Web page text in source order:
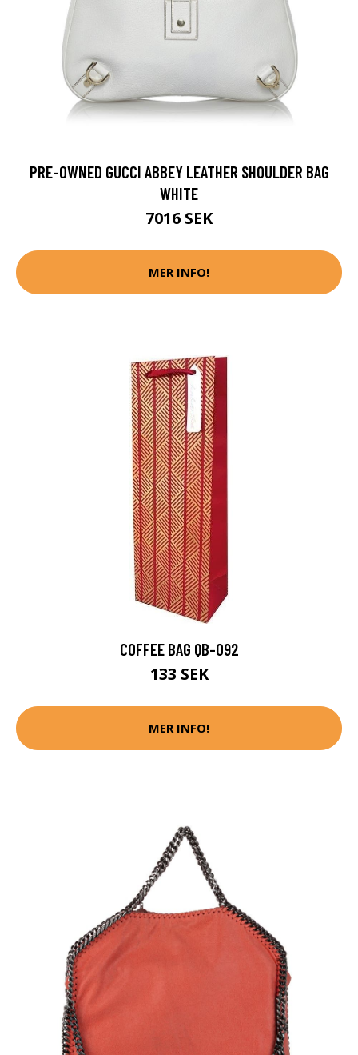
PRE-OWNED GUCCI ABBEY LEATHER SHOULDER BAG
WHITE
7016 SEK
MER INFO!
COFFEE BAG QB-092
133 SEK
MER INFO!